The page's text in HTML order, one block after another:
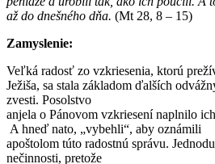
až do dnešného dňa. (Mt 28, 8 – 15)
Zamyslenie:
Veľká radosť zo vzkriesenia, ktorú
Ježiša, sa stala základom ďalších
zvesti. Posolstvo
anjela o Pánovom vzkriesení naplnilo
A hneď nato, „vybehli“, aby oznámili
apoštolom túto radostnú správu.
nečinnosti, pretože